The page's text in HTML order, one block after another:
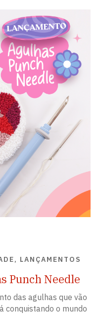
LANÇAMENTOS
Punch Needle
das agulhas que vão
conquistando o mundo